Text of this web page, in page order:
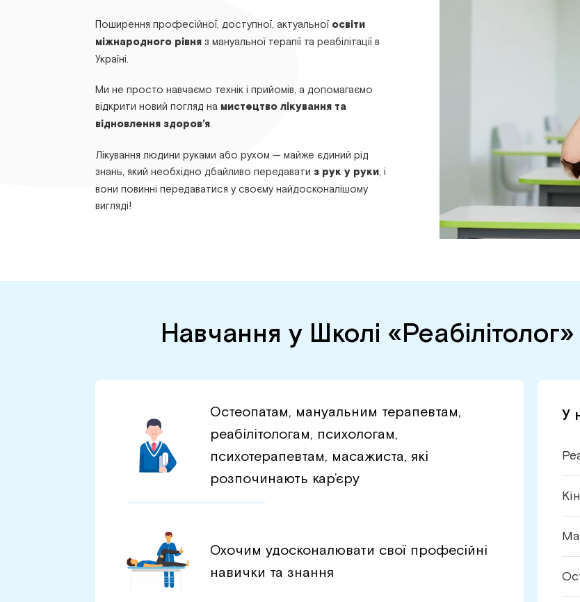
Поширення професійної, доступної, актуальної освіти
міжнародного рівня з мануальної терапії та реабілітації в
Україні.
Ми не просто навчаємо технік і прийомів, а допомагаємо
відкрити новий погляд на мистецтво лікування та
відновлення здоров’я.
Лікування людини руками або рухом — майже єдиний рід
знань, який необхідно дбайливо передавати з рук у руки, і
вони повинні передаватися у своєму найдосконалішому
вигляді!
Навчання у Школі
Остеопатам, мануальним терапевтам,
реабілітологам, психологам,
психотерапевтам, масажиста, які
розпочинають кар’єру
Охочим удосконалювати свої професійні
навички та знання
У